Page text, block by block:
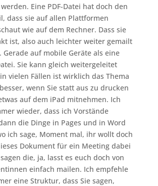
Eine PDF-Datei hat doch den
dass sie auf allen Plattformen
wie auf dem Rechner. Dass sie
ist, also auch leichter weiter gemailt
auf mobile Geräte als eine
Sie kann gleich weitergeleitet
vielen Fällen ist wirklich das Thema
wenn Sie statt aus zu drucken
auf dem iPad mitnehmen. Ich
wieder, dass ich Vorstände
die Dinge in Pages und in Word
ich sage, Moment mal, ihr wollt doch
Dokument für ein Meeting dabei
die, ja, lasst es euch doch von
einfach mailen. Ich empfehle
eine Struktur, dass Sie sagen,